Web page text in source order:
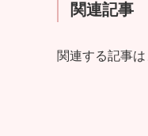
関連記事
関連する記事は